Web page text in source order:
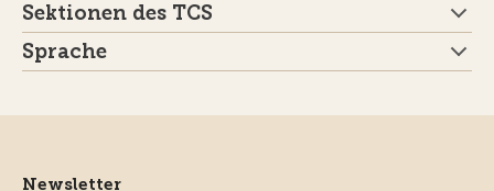
Sektionen des TCS
Sprache
Newsletter